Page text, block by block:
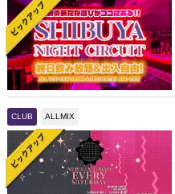
CLUB ALLMIX